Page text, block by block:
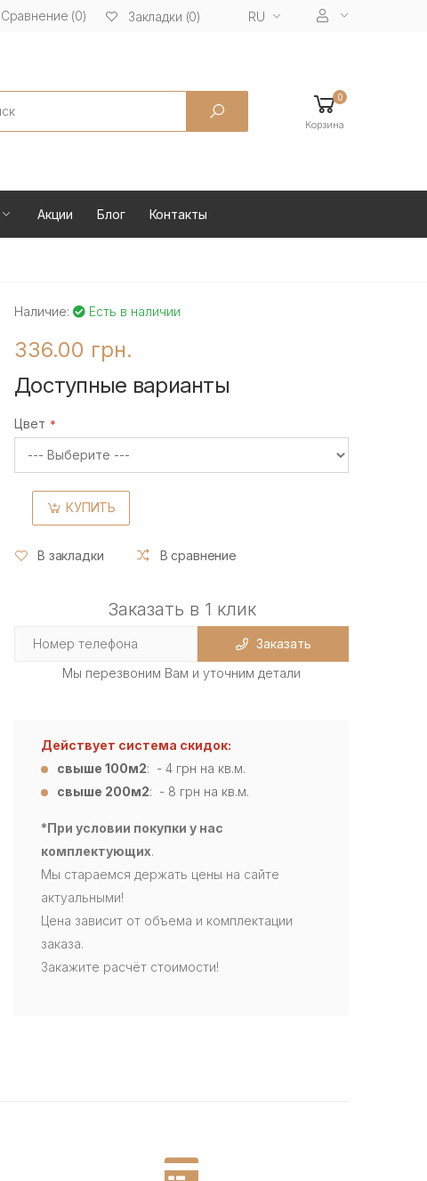
Сравнение (0) Закладки (0) RU
0
Корзина
Акции Блог Контакты
Наличие: Есть в наличии
336.00 грн.
Доступные варианты
Цвет
КУПИТЬ
В закладки В сравнение
Заказать в 1 клик
Заказать
Мы перезвоним Вам и уточним детали
Действует система скидок:
свыше 100м2: - 4 грн на кв.м.
свыше 200м2: - 8 грн на кв.м.
*При условии покупки у нас
комплектующих.
Мы стараемся держать цены на сайте
актуальными!
Цена зависит от объема и комплектации
заказа.
Закажите расчёт стоимости!